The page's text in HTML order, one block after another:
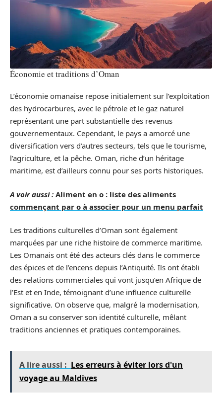
Économie et traditions d’Oman
L’économie omanaise repose initialement sur l’exploitation
des hydrocarbures, avec le pétrole et le gaz naturel
représentant une part substantielle des revenus
gouvernementaux. Cependant, le pays a amorcé une
diversification vers d’autres secteurs, tels que le tourisme,
l’agriculture, et la pêche. Oman, riche d’un héritage
maritime, est d’ailleurs connu pour ses ports historiques.
A voir aussi : Aliment en o : liste des aliments
commençant par o à associer pour un menu parfait
Les traditions culturelles d’Oman sont également
marquées par une riche histoire de commerce maritime.
Les Omanais ont été des acteurs clés dans le commerce
des épices et de l’encens depuis l’Antiquité. Ils ont établi
des relations commerciales qui vont jusqu’en Afrique de
l’Est et en Inde, témoignant d’une influence culturelle
significative. On observe que, malgré la modernisation,
Oman a su conserver son identité culturelle, mêlant
traditions anciennes et pratiques contemporaines.
A lire aussi : Les erreurs à éviter lors d'un
voyage au Maldives